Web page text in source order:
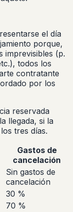
el día
porque,
imprevisibles (p.
todos los
contratante
por los
reservada
llegada, si la
tres días.
Gastos de
cancelación
Sin gastos de
cancelación
30 %
70 %